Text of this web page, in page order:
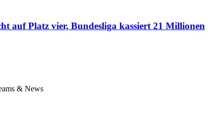
auf Platz vier, Bundesliga kassiert 21 Millionen
& News